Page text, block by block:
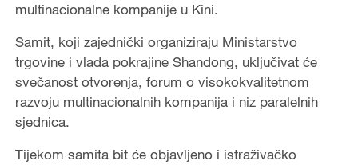
multinacionalne kompanije u Kini.
Samit, koji zajednički organiziraju Ministarstvo
trgovine i vlada pokrajine Shandong, uključivat će
svečanost otvorenja, forum o visokokvalitetnom
razvoju multinacionalnih kompanija i niz paralelnih
sjednica.
Tijekom samita bit će objavljeno i istraživačko